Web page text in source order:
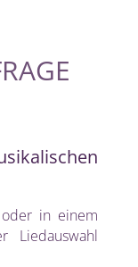
in einem
Liedauswahl